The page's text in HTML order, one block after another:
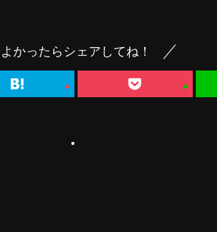
よかったらシェアしてね！